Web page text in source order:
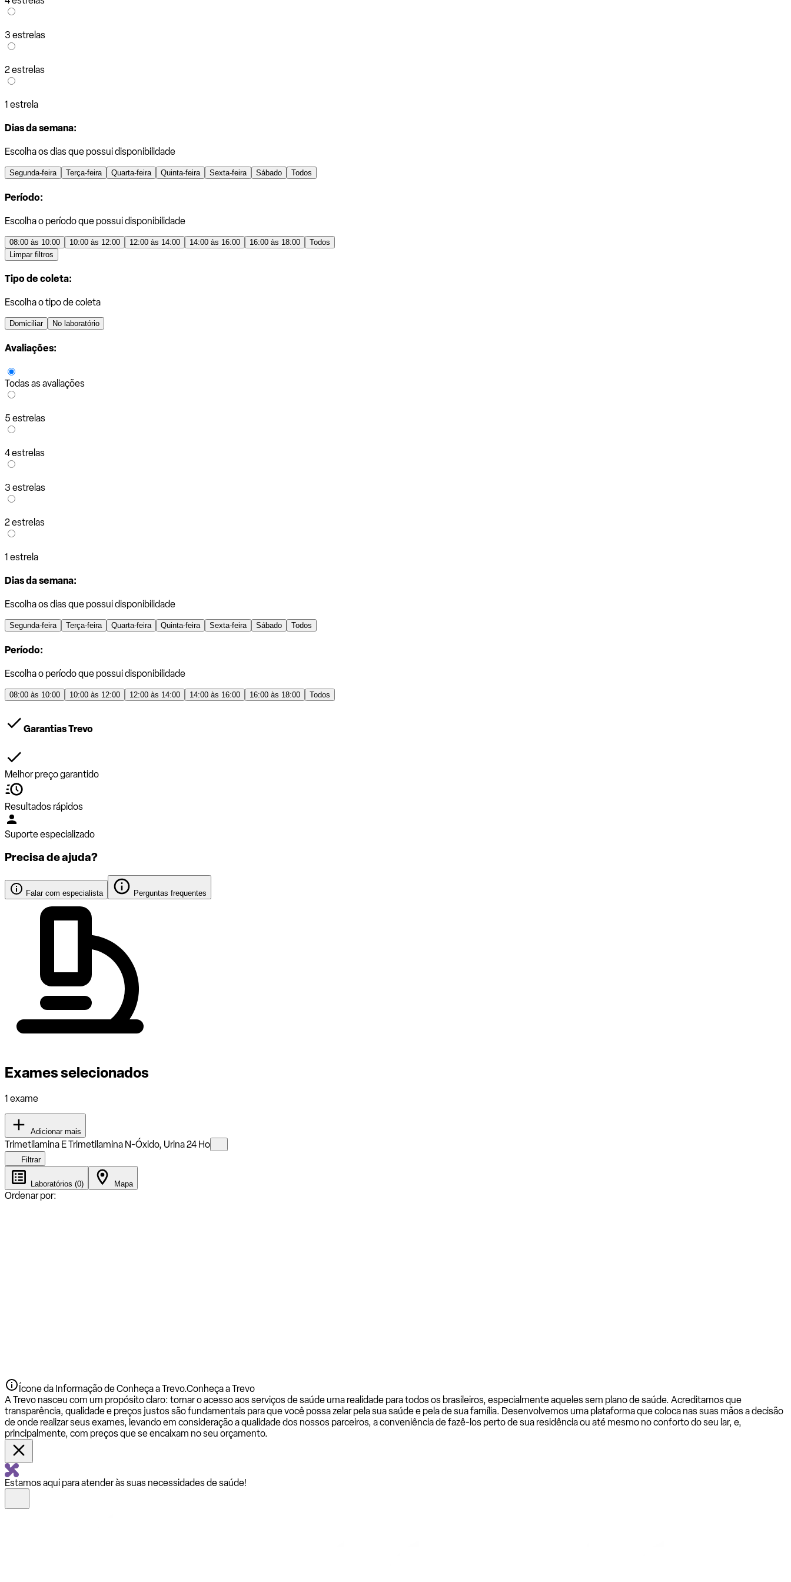
3 estrelas
2 estrelas
1 estrela
Dias da semana:
Escolha os dias que possui disponibilidade
Segunda-feira Terça-feira Quarta-feira Quinta-feira Sexta-feira Sábado Todos
Período:
Escolha o período que possui disponibilidade
08:00 às 10:00 10:00 às 12:00 12:00 às 14:00 14:00 às 16:00 16:00 às 18:00
Todos
Limpar filtros
Tipo de coleta:
Escolha o tipo de coleta
Domiciliar No laboratório
Avaliações:
Todas as avaliações
5 estrelas
4 estrelas
3 estrelas
2 estrelas
1 estrela
Dias da semana:
Escolha os dias que possui disponibilidade
Segunda-feira Terça-feira Quarta-feira Quinta-feira Sexta-feira Sábado Todos
Período:
Escolha o período que possui disponibilidade
08:00 às 10:00 10:00 às 12:00 12:00 às 14:00 14:00 às 16:00 16:00 às 18:00 Todos
Garantias Trevo
Melhor preço garantido
Resultados rápidos
Suporte especializado
Precisa de ajuda?
Falar com especialista Perguntas frequentes
Exames selecionados
1 exame
Adicionar mais
Trimetilamina E Trimetilamina N-Óxido, Urina 24 Ho
Filtrar
Laboratórios (0) Mapa
Ordenar por:
Ícone da Informação de Conheça a Trevo.Conheça a Trevo
A Trevo nasceu com um propósito claro: tornar o acesso aos serviços de saúde uma realidade para todos os brasileiros, especialmente aqueles sem plano de saúde. Acreditamos que
transparência, qualidade e preços justos são fundamentais para que você possa zelar pela sua saúde e pela de sua família. Desenvolvemos uma plataforma que coloca nas suas mãos a decisão
de onde realizar seus exames, levando em consideração a qualidade dos nossos parceiros, a conveniência de fazê-los perto de sua residência ou até mesmo no conforto do seu lar, e,
principalmente, com preços que se encaixam no seu orçamento.
Estamos aqui para atender às suas necessidades de saúde!